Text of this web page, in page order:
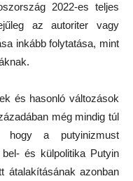
2022-es teljes
az autoriter vagy
inkább folytatása, mint
és hasonló változások
még mindig túl
hogy a putyinizmust
és külpolitika Putyin
átalakításának azonban